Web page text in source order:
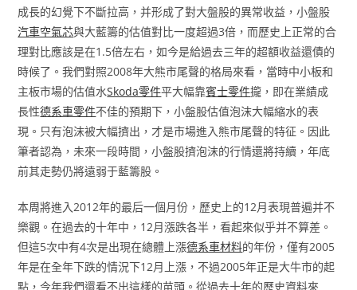
成長的幻覺下不斷拉高，并形成了對大盤股的異常收益，小盤股
汽車空氣芯與大藍籌的估值對比一度超過3倍，而歷史上正常的合
理對比應該是在1.5倍左右，如今是給過去三年的超額收益還債的
時候了。我們對照2008年大熊市尾聲的格局來看，當時中小板和
主板市場的估值水Skoda零件平大幅靠賓士零件攏，即在業績成
長性德系車零件不佳的預期下，小盤股估值泡沫大幅縮水的表
現。只有泡沫被大幅擠出，才是市場進入熊市尾聲的特征。因此
筆者認為，未來一段時間，小盤股擠泡沫的行情還將持續，年底
前其走勢仍將遠弱于藍籌股。
本周將進入2012年的最后一個月份，歷史上的12月表現普遍并不
樂觀。在過去的十年中，12月漲跌各半，看起來似乎并不算差。
但這5次中有4次是出現在總體上漲德系車材料的年份，僅有2005
年是在全年下跌的情況下12月上漲，不過2005年正是大牛市的起
點，今年我們還看不出這樣的苗頭。從過去十年的歷史資料來